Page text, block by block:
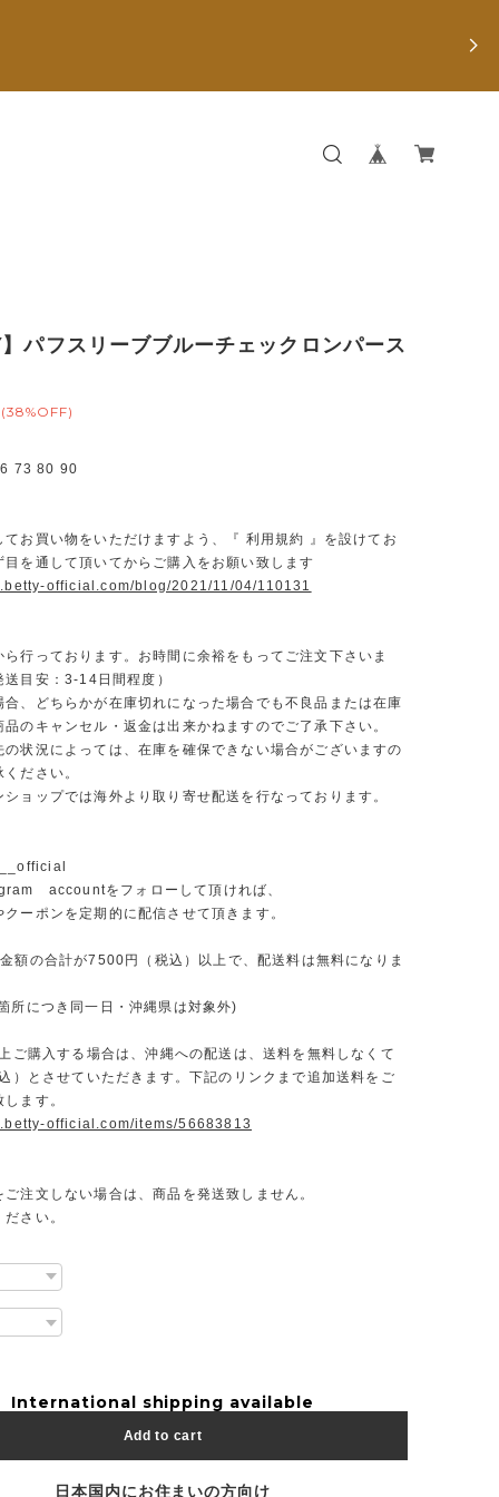
パフスリーブブルーチェックロンパース
(38%OFF)
73 80 90
てお買い物をいただけますよう、『 利用規約 』を設けてお
目を通して頂いてからご購入をお願い致します
official.com/blog/2021/11/04/110131
ら行っております。お時間に余裕をもってご注文下さいま
送目安：3-14日間程度）
合、どちらかが在庫切れになった場合でも不良品または在庫
品のキャンセル・返金は出来かねますのでご了承下さい。
の状況によっては、在庫を確保できない場合がございますの
ださい。
ショップでは海外より取り寄せ配送を行なっております。
accountをフォローして頂ければ、
ーポンを定期的に配信させて頂きます。
額の合計が7500円（税込）以上で、配送料は無料になりま
所につき同一日・沖縄県は対象外)
購入する場合は、沖縄への配送は、送料を無料しなくて
）とさせていただきます。下記のリンクまで追加送料をご
ます。
official.com/items/56683813
注文しない場合は、商品を発送致しません。
さい。
International shipping available
Add to cart
日本国内にお住まいの方向け